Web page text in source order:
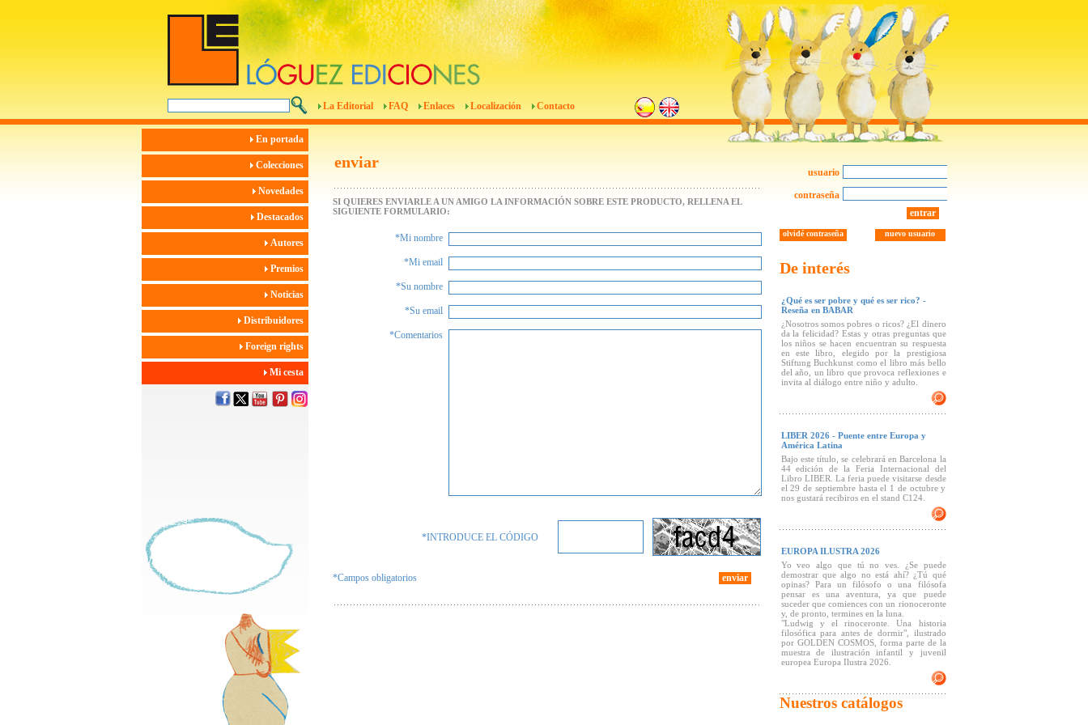
La Editorial FAQ Enlaces Localización Contacto
En portada
Colecciones
Novedades
Destacados
Autores
Premios
Noticias
Distribuidores
Foreign rights
Mi cesta
enviar
SI QUIERES ENVIARLE A UN AMIGO LA INFORMACIÓN SOBRE ESTE PRODUCTO, RELLENA EL
SIGUIENTE FORMULARIO:
*Mi nombre
*Mi email
*Su nombre
*Su email
*Comentarios
*INTRODUCE EL CÓDIGO
*Campos obligatorios enviar
usuario
contraseña
entrar
nuevo usuario
olvidé contraseña
De interés
¿Qué es ser pobre y qué es ser rico? -
Reseña en BABAR
¿Nosotros somos pobres o ricos? ¿El dinero
da la felicidad? Estas y otras preguntas que
los niños se hacen encuentran su respuesta
en este libro, elegido por la prestigiosa
Stiftung Buchkunst como el libro más bello
del año, un libro que provoca reflexiones e
invita al diálogo entre niño y adulto.
LIBER 2026 - Puente entre Europa y
América Latina
Bajo este título, se celebrará en Barcelona la
44 edición de la Feria Internacional del
Libro LIBER. La feria puede visitarse desde
el 29 de septiembre hasta el 1 de octubre y
nos gustará recibiros en el stand C124.
EUROPA ILUSTRA 2026
Yo veo algo que tú no ves. ¿Se puede
demostrar que algo no está ahí? ¿Tú qué
opinas? Para un filósofo o una filósofa
pensar es una aventura, ya que puede
suceder que comiences con un rionoceronte
y, de pronto, termines en la luna.
"Ludwig y el rinoceronte. Una historia
filosófica para antes de dormir", ilustrado
por GOLDEN COSMOS, forma parte de la
muestra de ilustración infantil y juvenil
europea Europa Ilustra 2026.
Nuestros catálogos